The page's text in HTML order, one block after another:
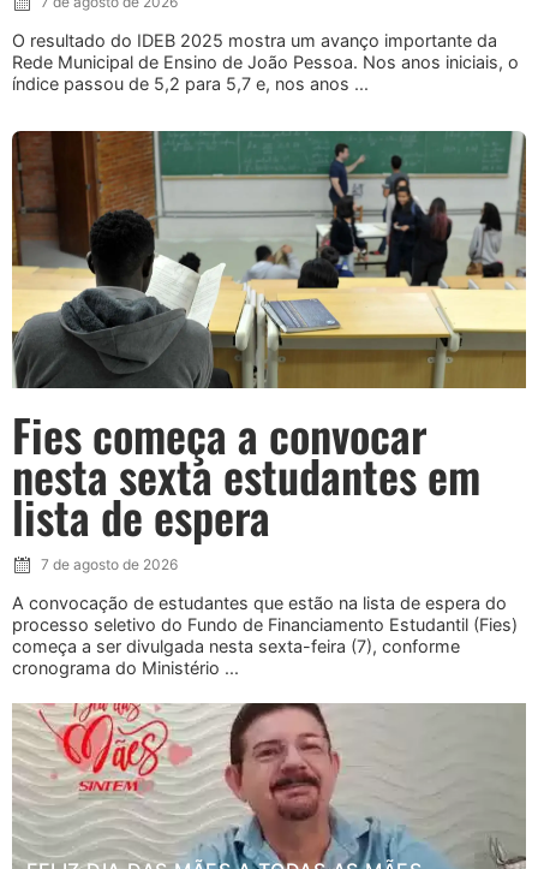
O resultado do IDEB 2025 mostra um avanço importante da
Rede Municipal de Ensino de João Pessoa. Nos anos iniciais, o
índice passou de 5,2 para 5,7 e, nos anos ...
Fies começa a convocar
nesta sexta estudantes em
lista de espera
7 de agosto de 2026
A convocação de estudantes que estão na lista de espera do
processo seletivo do Fundo de Financiamento Estudantil (Fies)
começa a ser divulgada nesta sexta-feira (7), conforme
cronograma do Ministério ...